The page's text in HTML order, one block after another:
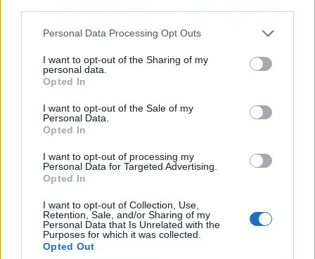
Personal Data Processing Opt Outs
I want to opt-out of the Sharing of my
personal data.
Opted In
I want to opt-out of the Sale of my
Personal Data.
Opted In
I want to opt-out of processing my
Personal Data for Targeted Advertising.
Opted In
I want to opt-out of Collection, Use,
Retention, Sale, and/or Sharing of my
Personal Data that Is Unrelated with the
Purposes for which it was collected.
Opted Out